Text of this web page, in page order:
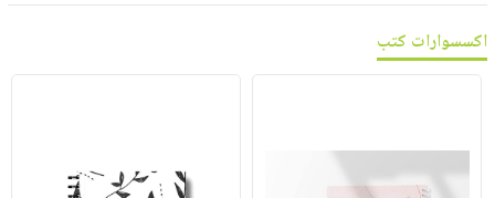
وفرات
انشر
تواصل
معنا
اكسسوارات كتب